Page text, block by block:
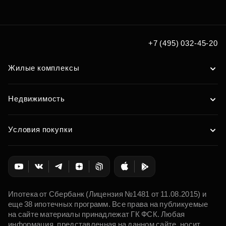
+7 (495) 032-45-20
Жилые комплексы
Недвижимость
Условия покупки
Ипотека от Сбербанк (Лицензия №1481 от 11.08.2015) и
еще 38 ипотечных программ. Все права на публикуемые
на сайте материалы принадлежат ГК ФСК. Любая
информация, представленная на данном сайте, носит